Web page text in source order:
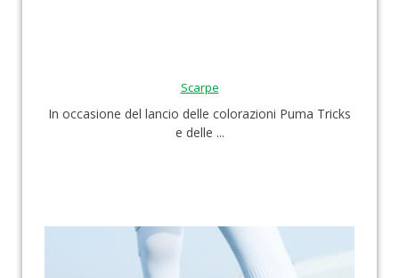
Scarpe
In occasione del lancio delle colorazioni Puma Tricks
e delle ...